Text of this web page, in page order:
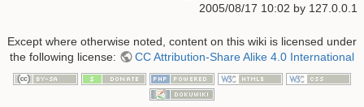
2005/08/17 10:02 by 127.0.0.1
Except where otherwise noted, content on this wiki is licensed under
the following license:
CC Attribution-Share Alike 4.0 International